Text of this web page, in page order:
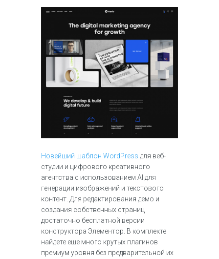
Новейший шаблон WordPress для веб-
студии и цифрового креативного
агентства с использованием AI для
генерации изображений и текстового
контент. Для редактирования демо и
создания собственных страниц
достаточно бесплатной версии
конструктора Элементор. В комплекте
найдете еще много крутых плагинов
премиум уровня без предварительной их